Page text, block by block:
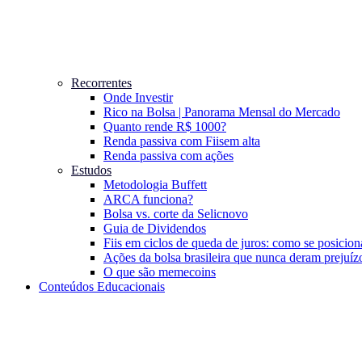
Recorrentes
Onde Investir
Rico na Bolsa | Panorama Mensal do Mercado
Quanto rende R$ 1000?
Renda passiva com Fiisem alta
Renda passiva com ações
Estudos
Metodologia Buffett
ARCA funciona?
Bolsa vs. corte da Selicnovo
Guia de Dividendos
Fiis em ciclos de queda de juros: como se
Ações da bolsa brasileira que nunca deram
O que são memecoins
Conteúdos Educacionais